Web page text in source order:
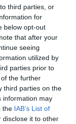
third parties, or
for
below opt-out
that after your
seeing
utilized by
parties prior to
the further
third parties on the
information may
the IAB’s List of
disclose it to other
con noi e lo